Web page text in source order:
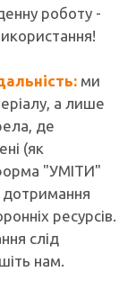
роботу -
ми
а лише
де
(як
"УМІТИ"
дотримання
ресурсів.
слід
нам.